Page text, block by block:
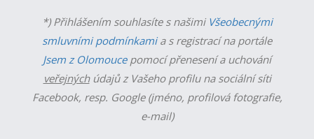
*) Přihlášením souhlasíte s našimi Všeobecnými
smluvními podmínkamia s registrací na portále
Jsem z Olomoucepomocí přenesení a uchování
veřejnýchúdajů z Vašeho profilu na sociální síti
Facebook, resp. Google (jméno, profilová fotografie,
e-mail)